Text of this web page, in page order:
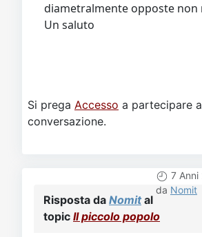
diametralmente opposte non
Un saluto
Si prega Accesso a partecipare
conversazione.
7 Anni
da Nomit
Risposta da Nomital
topic Il piccolo popolo